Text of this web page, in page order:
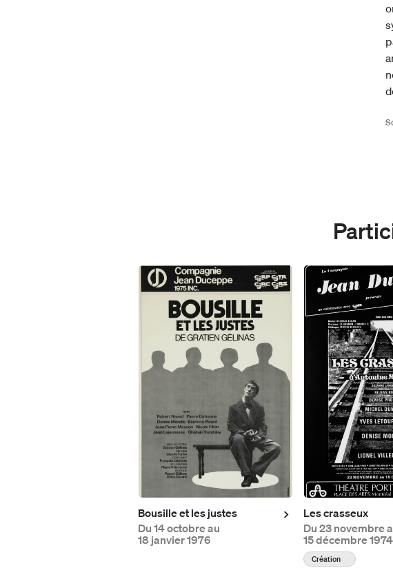
Productions en tournée
Duceppe en 50 saisons
Fondation Duceppe
Bousille et les justes
Du14 octobre au
18 janvier 1976
Les crasseux
Du 23 novembre
15 décembre 1974
Création